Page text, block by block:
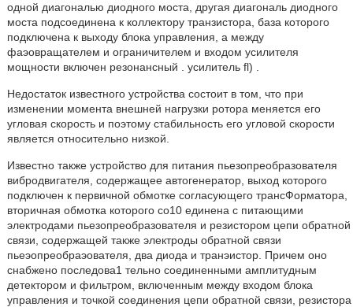
одной диагональю диодного моста, другая диагональ диодного
моста подсоединена к коллектору транзистора, база которого
подключена к выходу блока управления, а между
фаэовращателем и ограничителем и входом усилителя
мощности включен резонансный . усилитель fl) .
Недостаток известного устройства состоит в том, что при
изменении момента внешней нагрузки ротора меняется его
угловая скорость и поэтому стабильность его угловой скорости
является относительно низкой.
Известно также устройство для питания пьезопреобразователя
вибродвигателя, содержащее автогенератор, выход которого
подключен к первичной обмотке согласующего трансФорматора,
вторичная обмотка которого со10 единена с питающими
электродами пьезопреобразователя и резистором цепи обратной
связи, содержащей также электроды обратной связи
пьеэопреобраэователя, два диода и транэистор. Причем оно
снабжено последова1 тельно соединенными амплитудным
детектором и фильтром, включенным между входом блока
управления и точкой соединения цепи обратной связи, резистора